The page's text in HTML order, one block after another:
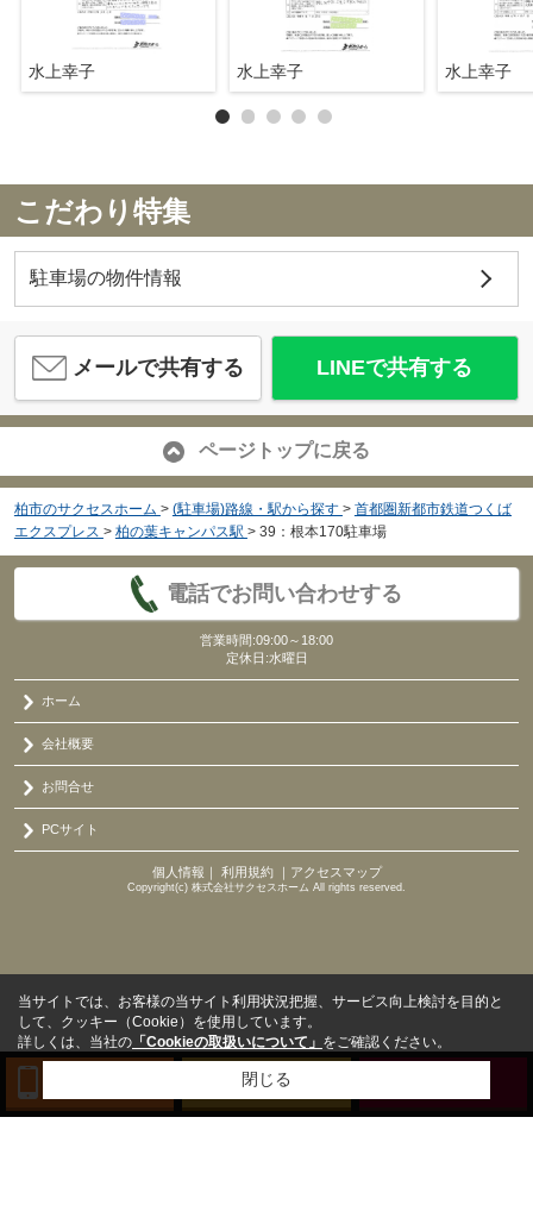
水上幸子 水上幸子 水上幸子
こだわり特集
駐車場の物件情報
メールで共有する LINEで共有する
ページトップに戻る
柏市のサクセスホーム > (駐車場)路線・駅から探す > 首都圏新都市鉄道つくば
エクスプレス > 柏の葉キャンパス駅 > 39：根本170駐車場
電話でお問い合わせする
営業時間:09:00～18:00
定休日:水曜日
ホーム
会社概要
お問合せ
PCサイト
個人情報 ｜ 利用規約｜ アクセスマップ
Copyright(c) 株式会社サクセスホーム All rights reserved.
来店予約
当サイトでは、お客様の当サイト利用状況把握、サービス向上検討を目的と
して、クッキー（Cookie）を使用しています。
詳しくは、当社の 「Cookieの取扱いについて」 をご確認ください。
閉じる